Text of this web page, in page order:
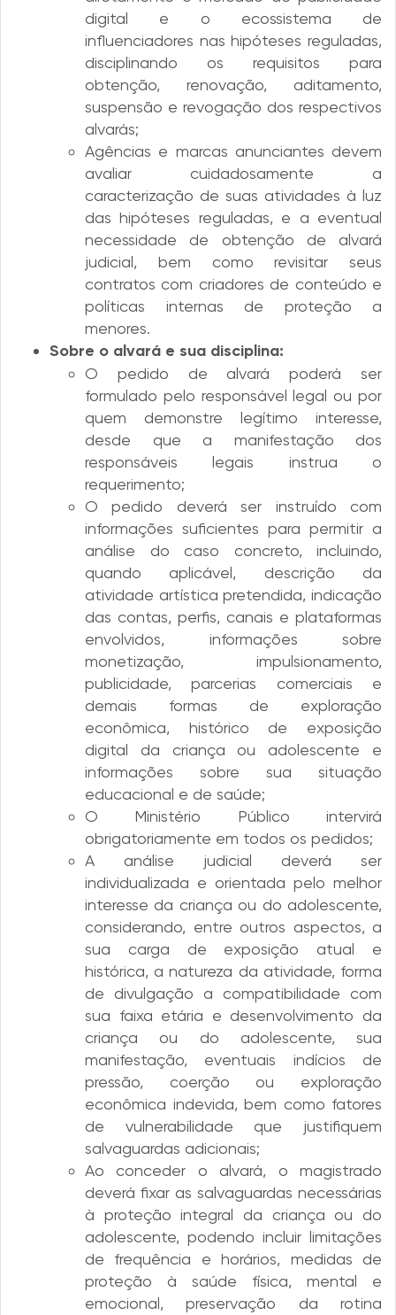
digital e o ecossistema de
influenciadores nas hipóteses reguladas,
disciplinando os requisitos para
obtenção, renovação, aditamento,
suspensão e revogação dos respectivos
alvarás;
Agências e marcas anunciantes devem
avaliar cuidadosamente a
caracterização de suas atividades à luz
das hipóteses reguladas, e a eventual
necessidade de obtenção de alvará
judicial, bem como revisitar seus
contratos com criadores de conteúdo e
políticas internas de proteção a
menores.
Sobre o alvará e sua disciplina:
O pedido de alvará poderá ser
formulado pelo responsável legal ou por
quem demonstre legítimo interesse,
desde que a manifestação dos
responsáveis legais instrua o
requerimento;
O pedido deverá ser instruído com
informações suficientes para permitir a
análise do caso concreto, incluindo,
quando aplicável, descrição da
atividade artística pretendida, indicação
das contas, perfis, canais e plataformas
envolvidos, informações sobre
monetização, impulsionamento,
publicidade, parcerias comerciais e
demais formas de exploração
econômica, histórico de exposição
digital da criança ou adolescente e
informações sobre sua situação
educacional e de saúde;
O Ministério Público intervirá
obrigatoriamente em todos os pedidos;
A análise judicial deverá ser
individualizada e orientada pelo melhor
interesse da criança ou do adolescente,
considerando, entre outros aspectos, a
sua carga de exposição atual e
histórica, a natureza da atividade, forma
de divulgação a compatibilidade com
sua faixa etária e desenvolvimento da
criança ou do adolescente, sua
manifestação, eventuais indícios de
pressão, coerção ou exploração
econômica indevida, bem como fatores
de vulnerabilidade que justifiquem
salvaguardas adicionais;
Ao conceder o alvará, o magistrado
deverá fixar as salvaguardas necessárias
à proteção integral da criança ou do
adolescente, podendo incluir limitações
de frequência e horários, medidas de
proteção à saúde física, mental e
emocional, preservação da rotina